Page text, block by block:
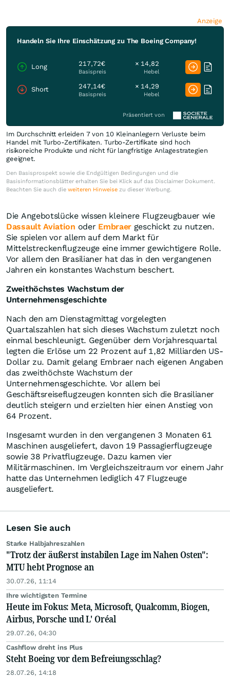
Anzeige
Handeln Sie Ihre Einschätzung zu The Boeing Company!
Long 217,72€
Basispreis
× 14,82
Hebel
Short 247,14€
Basispreis
× 14,29
Hebel
Präsentiert von
Im Durchschnitt erleiden 7 von 10 Kleinanlegern Verluste beim
Handel mit Turbo-Zertifikaten. Turbo-Zertifikate sind hoch
risikoreiche Produkte und nicht für langfristige Anlagestrategien
geeignet.
Den Basisprospekt sowie die Endgültigen Bedingungen und die
Basisinformationsblätter erhalten Sie bei Klick auf das Disclaimer Dokument.
Beachten Sie auch die weiteren Hinweise zu dieser Werbung.
Die Angebotslücke wissen kleinere Flugzeugbauer wie
Dassault Aviation oder Embraer geschickt zu nutzen.
Sie spielen vor allem auf dem Markt für
Mittelstreckenflugzeuge eine immer gewichtigere Rolle.
Vor allem den Brasilianer hat das in den vergangenen
Jahren ein konstantes Wachstum beschert.
Zweithöchstes Wachstum der
Unternehmensgeschichte
Nach den am Dienstagmittag vorgelegten
Quartalszahlen hat sich dieses Wachstum zuletzt noch
einmal beschleunigt. Gegenüber dem Vorjahresquartal
legten die Erlöse um 22 Prozent auf 1,82 Milliarden US-
Dollar zu. Damit gelang Embraer nach eigenen Angaben
das zweithöchste Wachstum der
Unternehmensgeschichte. Vor allem bei
Geschäftsreiseflugzeugen konnten sich die Brasilianer
deutlich steigern und erzielten hier einen Anstieg von
64 Prozent.
Insgesamt wurden in den vergangenen 3 Monaten 61
Maschinen ausgeliefert, davon 19 Passagierflugzeuge
sowie 38 Privatflugzeuge. Dazu kamen vier
Militärmaschinen. Im Vergleichszeitraum vor einem Jahr
hatte das Unternehmen lediglich 47 Flugzeuge
ausgeliefert.
Lesen Sie auch
Starke Halbjahreszahlen
"Trotz der äußerst instabilen Lage im Nahen Osten":
MTU hebt Prognose an
30.07.26, 11:14
Ihre wichtigsten Termine
Heute im Fokus: Meta, Microsoft, Qualcomm, Biogen,
Airbus, Porsche und L' Oréal
29.07.26, 04:30
Cashflow dreht ins Plus
Steht Boeing vor dem Befreiungsschlag?
28.07.26, 14:18